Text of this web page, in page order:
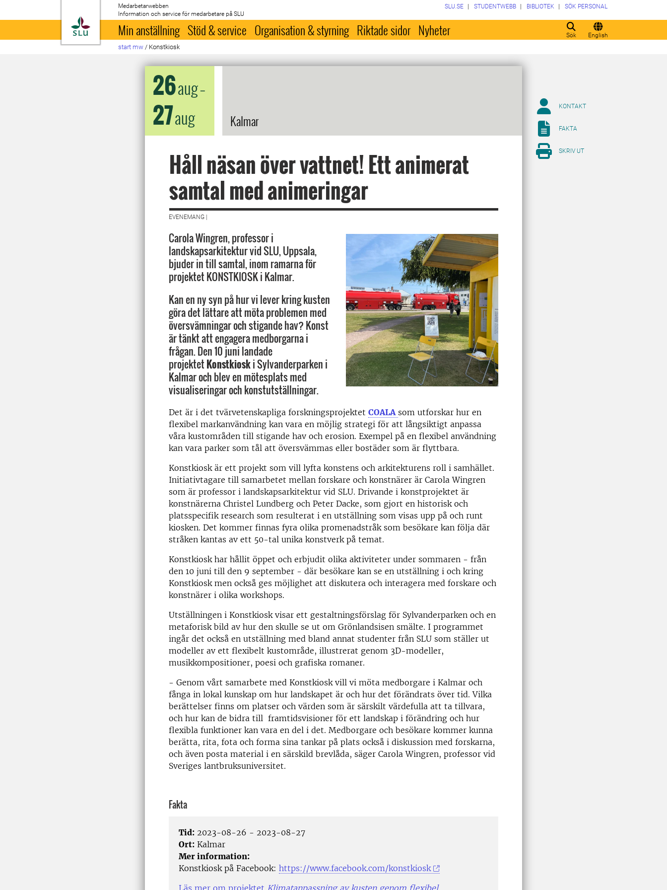
Till startsida
Medarbetarwebben
Information och service för medarbetare på SLU
Sök English
SLU.SE STUDENTWEBB BIBLIOTEK SÖK PERSONAL
Min anställning Stöd & service Organisation & styrning Riktade sidor Nyheter
start mw / Konstkiosk
26aug–
27aug Kalmar
Håll näsan över vattnet! Ett animerat
samtal med animeringar
EVENEMANG |
Carola Wingren, professor i
landskapsarkitektur vid SLU, Uppsala,
bjuder in till samtal, inom ramarna för
projektet KONSTKIOSK i Kalmar.
Kan en ny syn på hur vi lever kring kusten
göra det lättare att möta problemen med
översvämningar och stigande hav? Konst
är tänkt att engagera medborgarna i
frågan. Den 10 juni landade
projektetKonstkioski Sylvanderparken i
Kalmar och blev en mötesplats med
visualiseringar och konstutställningar.
Det är i det tvärvetenskapliga forskningsprojektet COALA som utforskar hur en
flexibel markanvändning kan vara en möjlig strategi för att långsiktigt anpassa
våra kustområden till stigande hav och erosion. Exempel på en flexibel användning
kan vara parker som tål att översvämmas eller bostäder som är flyttbara.
Konstkiosk är ett projekt som vill lyfta konstens och arkitekturens roll i samhället.
Initiativtagare till samarbetet mellan forskare och konstnärer är Carola Wingren
som är professor i landskapsarkitektur vid SLU. Drivande i konstprojektet är
konstnärerna Christel Lundberg och Peter Dacke, som gjort en historisk och
platsspecifik research som resulterat i en utställning som visas upp på och runt
kiosken. Det kommer finnas fyra olika promenadstråk som besökare kan följa där
stråken kantas av ett 50-tal unika konstverk på temat.
Konstkiosk har hållit öppet och erbjudit olika aktiviteter under sommaren - från
den 10 juni till den 9 september - där besökare kan se en utställning i och kring
Konstkiosk men också ges möjlighet att diskutera och interagera med forskare och
konstnärer i olika workshops.
Utställningen i Konstkiosk visar ett gestaltningsförslag för Sylvanderparken och en
metaforisk bild av hur den skulle se ut om Grönlandsisen smälte. I programmet
ingår det också en utställning med bland annat studenter från SLU som ställer ut
modeller av ett flexibelt kustområde, illustrerat genom 3D-modeller,
musikkompositioner, poesi och grafiska romaner.
- Genom vårt samarbete med Konstkiosk vill vi möta medborgare i Kalmar och
fånga in lokal kunskap om hur landskapet är och hur det förändrats över tid. Vilka
berättelser finns om platser och värden som är särskilt värdefulla att ta tillvara,
och hur kan de bidra till framtidsvisioner för ett landskap i förändring och hur
flexibla funktioner kan vara en del i det. Medborgare och besökare kommer kunna
berätta, rita, fota och forma sina tankar på plats också i diskussion med forskarna,
och även posta material i en särskild brevlåda, säger Carola Wingren, professor vid
Sveriges lantbruksuniversitet.
Fakta
Tid: 2023-08-26 - 2023-08-27
Ort: Kalmar
Mer information:
Konstkiosk på Facebook: https://www.facebook.com/konstkiosk
KONTAKT
FAKTA
SKRIV UT